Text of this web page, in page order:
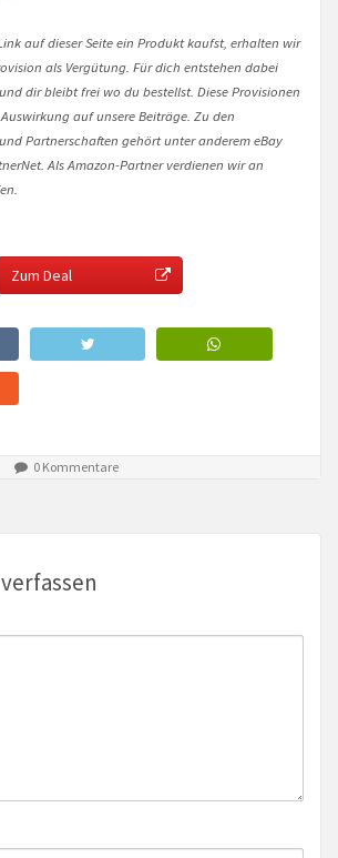
auf dieser Seite ein Produkt kaufst, erhalten wir
als Vergütung. Für dich entstehen dabei
dir bleibt frei wo du bestellst. Diese Provisionen
auf unsere Beiträge. Zu den
Partnerschaften gehört unter anderem eBay
Als Amazon-Partner verdienen wir an
Zum Deal
0 Kommentare